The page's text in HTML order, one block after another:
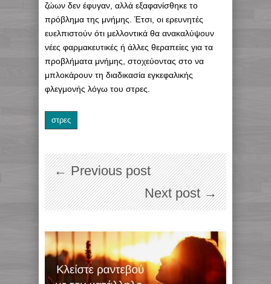
ζώων δεν έφυγαν, αλλά εξαφανίσθηκε το
πρόβλημα της μνήμης. Έτσι, οι ερευνητές
ευελπιστούν ότι μελλοντικά θα ανακαλύψουν
νέες φαρμακευτικές ή άλλες θεραπείες για τα
προβλήματα μνήμης, στοχεύοντας στο να
μπλοκάρουν τη διαδικασία εγκεφαλικής
φλεγμονής λόγω του στρες.
στρες
← Previous post
Next post →